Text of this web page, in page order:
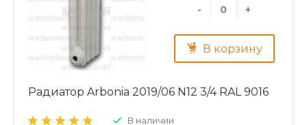
- +
В корзину
Радиатор Arbonia 2019/06 N12 3/4 RAL 9016
В наличии